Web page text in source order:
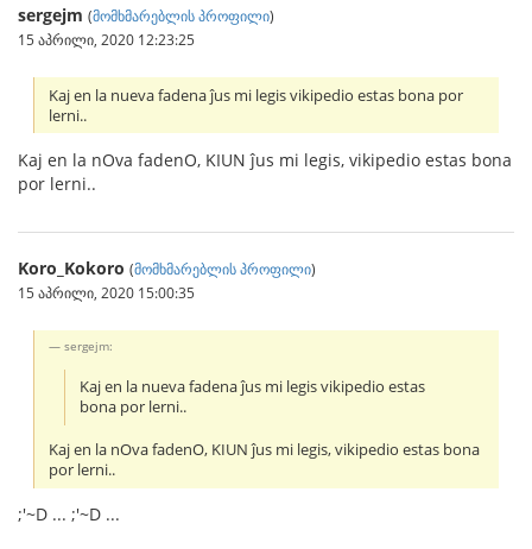
sergejm (მომხმარებლის პროფილი)
15 აპრილი, 2020 12:23:25
Kaj en la nueva fadena ĵus mi legis vikipedio estas bona por
lerni..
Kaj en la nOva fadenO, KIUN ĵus mi legis, vikipedio estas bona
por lerni..
Koro_Kokoro (მომხმარებლის პროფილი)
15 აპრილი, 2020 15:00:35
sergejm:
Kaj en la nueva fadena ĵus mi legis vikipedio estas
bona por lerni..
Kaj en la nOva fadenO, KIUN ĵus mi legis, vikipedio estas bona
por lerni..
;'~D ... ;'~D ...